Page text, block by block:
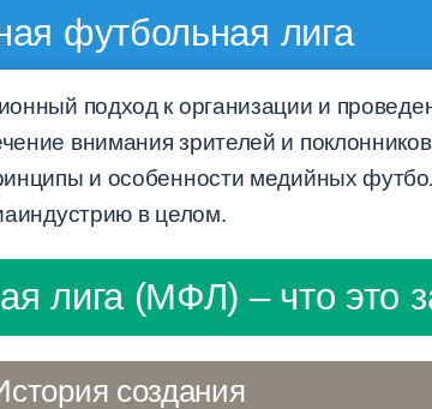
футбольная лига
подход к организации и
внимания зрителей и
и особенности медийных
в целом.
лига (МФЛ) – что это
создания